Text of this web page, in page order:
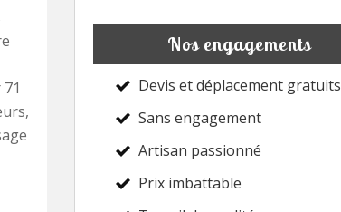
Nos engagements
Devis et déplacement gratuits
Sans engagement
Artisan passionné
Prix imbattable